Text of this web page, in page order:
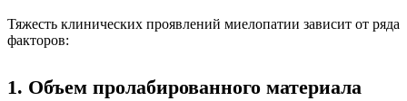
Тяжесть клинических проявлений миелопатии зависит от ряда
факторов:
1. Объем пролабированного материала